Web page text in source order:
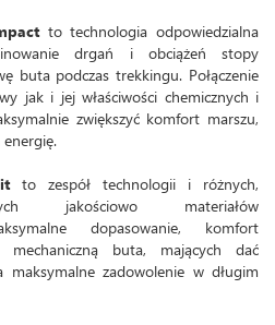
to technologia odpowiedzialna
drgań i obciążeń stopy
buta podczas trekkingu. Połączenie
jak i jej właściwości chemicznych i
zwiększyć komfort marszu,
energię.
to zespół technologii i różnych,
jakościowo materiałów
dopasowanie, komfort
mechaniczną buta, mających dać
zadowolenie w długim